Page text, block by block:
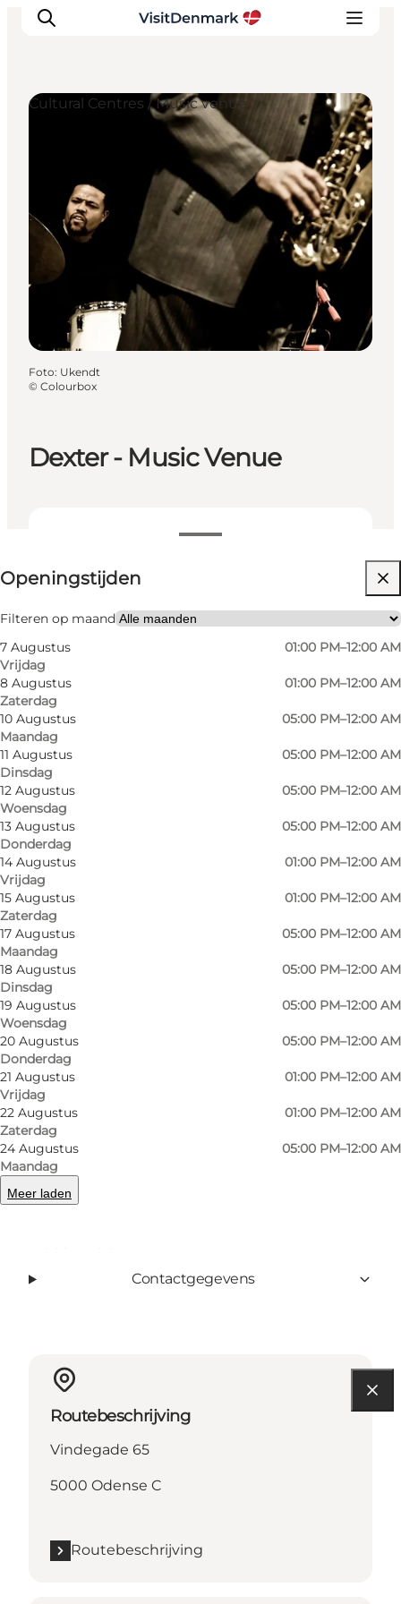
Bestemmingen
Wat te doen
Accommodaties
Plan je reis
Dexter - Music Venue
Openingstijden bekijken
Openingstijden
Filteren op maand
7 Augustus
Vrijdag
01:00 PM–12:00 AM
8 Augustus
Zaterdag
01:00 PM–12:00 AM
10 Augustus
Maandag
05:00 PM–12:00 AM
11 Augustus
Dinsdag
05:00 PM–12:00 AM
12 Augustus
Woensdag
05:00 PM–12:00 AM
13 Augustus
Donderdag
05:00 PM–12:00 AM
14 Augustus
Vrijdag
01:00 PM–12:00 AM
15 Augustus
Zaterdag
01:00 PM–12:00 AM
17 Augustus
Maandag
05:00 PM–12:00 AM
18 Augustus
Dinsdag
05:00 PM–12:00 AM
19 Augustus
Woensdag
05:00 PM–12:00 AM
20 Augustus
Donderdag
05:00 PM–12:00 AM
21 Augustus
Vrijdag
01:00 PM–12:00 AM
22 Augustus
Zaterdag
01:00 PM–12:00 AM
24 Augustus
Maandag
05:00 PM–12:00 AM
Meer laden
Website bezoeken
My partner, Friends
Cultural Centres / Music venue
Foto: Ukendt
© Colourbox
Dexter is the city's intimate regional venue,
where primarily jazz, blues, songwriter, folk /
world music are played, with both Danish and
foreign artists.
Related genres such as electronica, indie, pop /
rock, rockabilly and americana / country are also
finding their way to Dexter.
Dexter is open every weekday from September
to June, and three days a week throughout the
summer.
Facebook
Contactgegevens
Routebeschrijving
Vindegade 65
5000 Odense C
Routebeschrijving